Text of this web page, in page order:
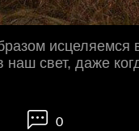
исцеляемся
наш свет, даже
0